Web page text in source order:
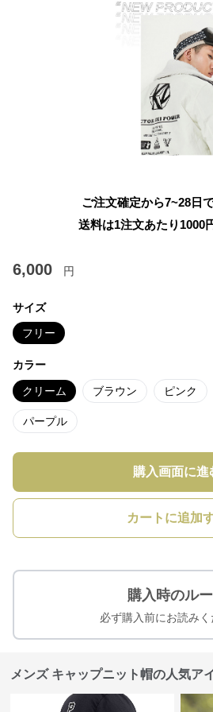
ご注文確定から7~28日
送料は1注文あたり 1000
6,000 円
サイズ
フリー
カラー
クリーム ブラウン ピンク
パープル
購入画面に進
カートに追加
購入時のル
必ず購入前にお読みく
メンズ キャップニット帽の人気ア